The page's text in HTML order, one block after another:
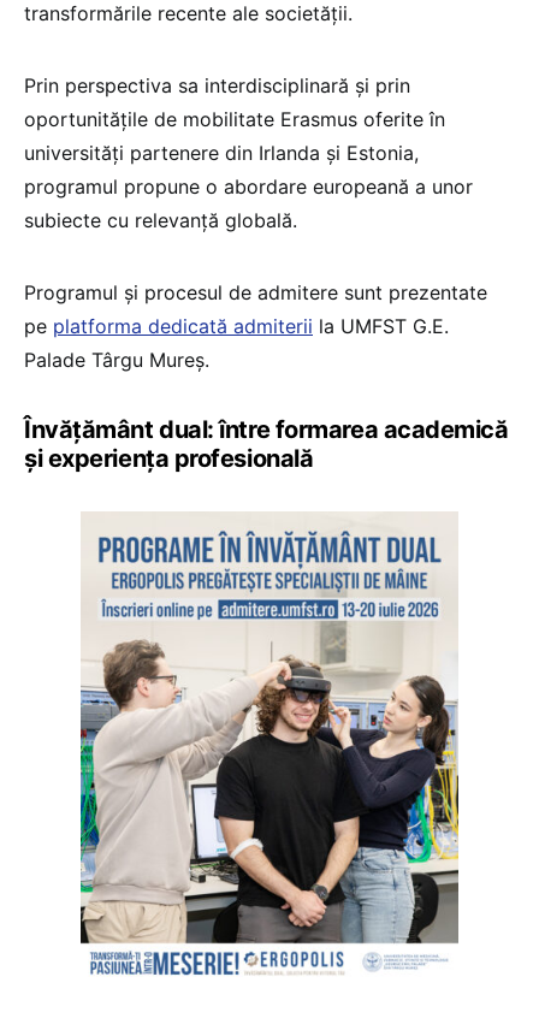
transformările recente ale societății.
Prin perspectiva sa interdisciplinară și prin
oportunitățile de mobilitate Erasmus oferite în
universități partenere din Irlanda și Estonia,
programul propune o abordare europeană a unor
subiecte cu relevanță globală.
Programul și procesul de admitere sunt prezentate
pe platforma dedicată admiterii la UMFST G.E.
Palade Târgu Mureș.
Învățământ dual: între formarea academică
și experiența profesională